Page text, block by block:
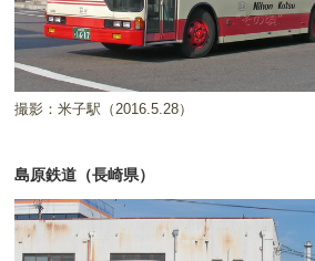
撮影：米子駅（2016.5.28）
島原鉄道（長崎県）